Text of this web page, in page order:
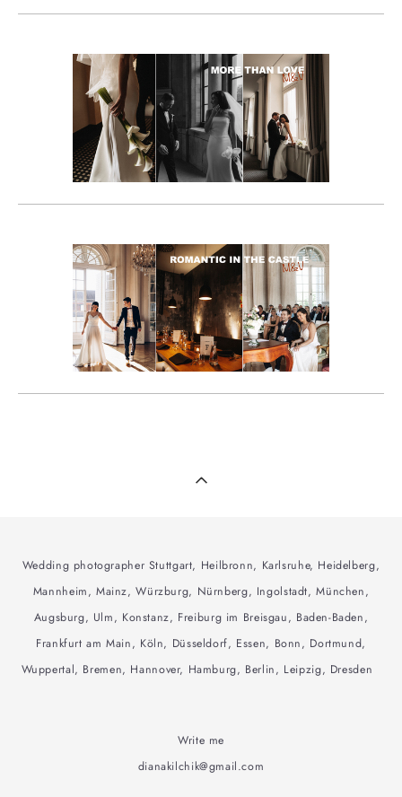
Wedding photographer Stuttgart, Heilbronn, Karlsruhe, Heidelberg,
Mannheim, Mainz, Würzburg, Nürnberg, Ingolstadt, München,
Augsburg, Ulm, Konstanz, Freiburg im Breisgau, Baden-Baden,
Frankfurt am Main, Köln, Düsseldorf, Essen, Bonn, Dortmund,
Wuppertal, Bremen, Hannover, Hamburg, Berlin, Leipzig, Dresden
Write me
dianakilchik@gmail.com